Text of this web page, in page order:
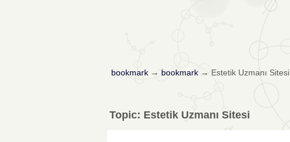
bookmark→ bookmark→ Estetik Uzmanı Sitesi
Topic: Estetik Uzmanı Sitesi